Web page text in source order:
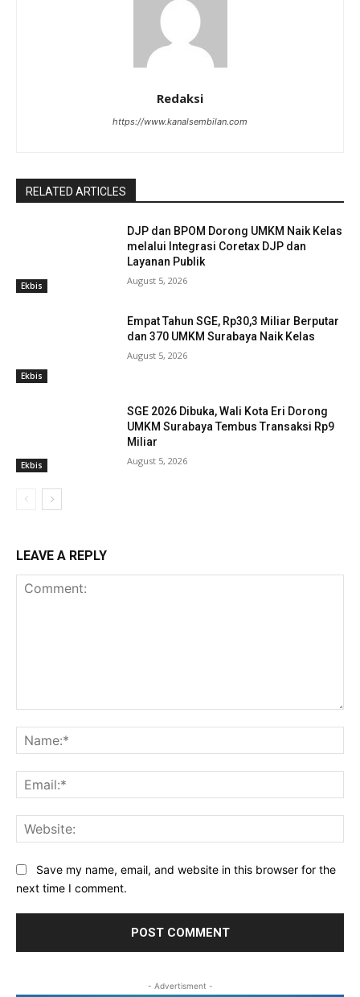
Redaksi
https://www.kanalsembilan.com
RELATED ARTICLES
Ekbis
DJP dan BPOM Dorong UMKM Naik Kelas
melalui Integrasi Coretax DJP dan
Layanan Publik
August 5, 2026
Ekbis
Empat Tahun SGE, Rp30,3 Miliar Berputar
dan 370 UMKM Surabaya Naik Kelas
August 5, 2026
Ekbis
SGE 2026 Dibuka, Wali Kota Eri Dorong
UMKM Surabaya Tembus Transaksi Rp9
Miliar
August 5, 2026
LEAVE A REPLY
Save my name, email, and website in this browser for the
next time I comment.
- Advertisment -